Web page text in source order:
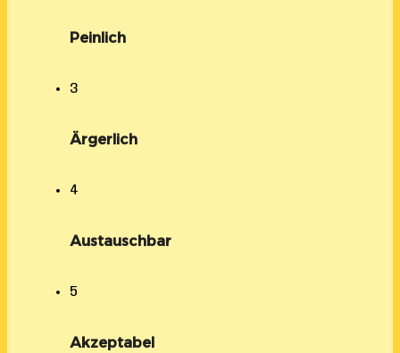
Peinlich
3
Ärgerlich
4
Austauschbar
5
Akzeptabel